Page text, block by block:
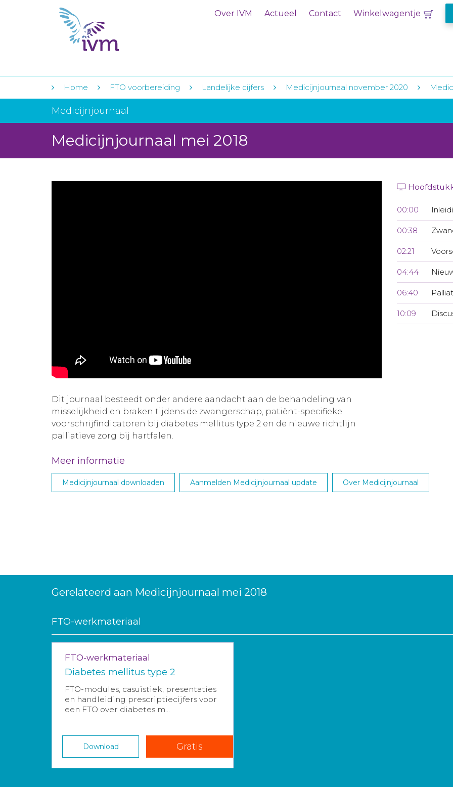
Over IVM Actueel Contact Winkelwagentje
Home FTO voorbereiding Landelijke cijfers Medicijnjournaal november 2020
Medicijnjournaal
Medicijnjournaal mei 2018
00:00
00:38
02:21
04:44
06:40
10:09
Dit journaal besteedt onder andere aandacht aan de behandeling van
misselijkheid en braken tijdens de zwangerschap, patiënt-specifieke
voorschrijfindicatoren bij diabetes mellitus type 2 en de nieuwe richtlijn
palliatieve zorg bij hartfalen.
Meer informatie
Medicijnjournaal downloaden Aanmelden Medicijnjournaal update Over Medicijnjournaal
Gerelateerd aan Medicijnjournaal mei 2018
FTO-werkmateriaal
FTO-werkmateriaal
Diabetes mellitus type 2
FTO-modules, casuïstiek, presentaties
en handleiding prescriptiecijfers voor
een FTO over diabetes m...
Download Gratis